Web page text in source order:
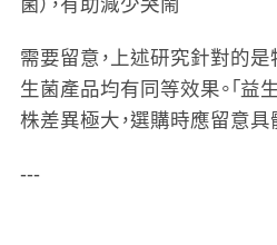
菌），有助減少哭鬧
需要留意，上述研究針對的是
生菌產品均有同等效果。「益
株差異極大，選購時應留意具
---